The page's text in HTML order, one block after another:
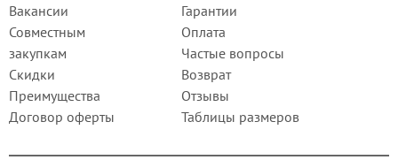
Вакансии
Совместным
закупкам
Скидки
Преимущества
Договор оферты
Гарантии
Оплата
Частые вопросы
Возврат
Отзывы
Таблицы размеров